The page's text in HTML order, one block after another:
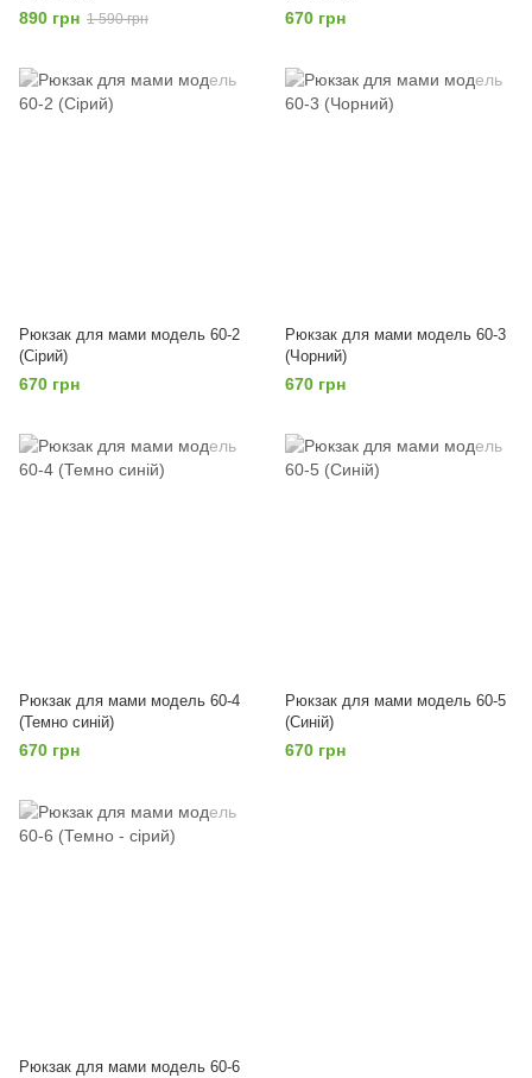
890 грн 1 590 грн 670 грн
Рюкзак для мами модель 60-2
(Сірий)
670 грн
Рюкзак для мами модель 60-3
(Чорний)
670 грн
Рюкзак для мами модель 60-4
(Темно синій)
670 грн
Рюкзак для мами модель 60-5
(Синій)
670 грн
Рюкзак для мами модель 60-6